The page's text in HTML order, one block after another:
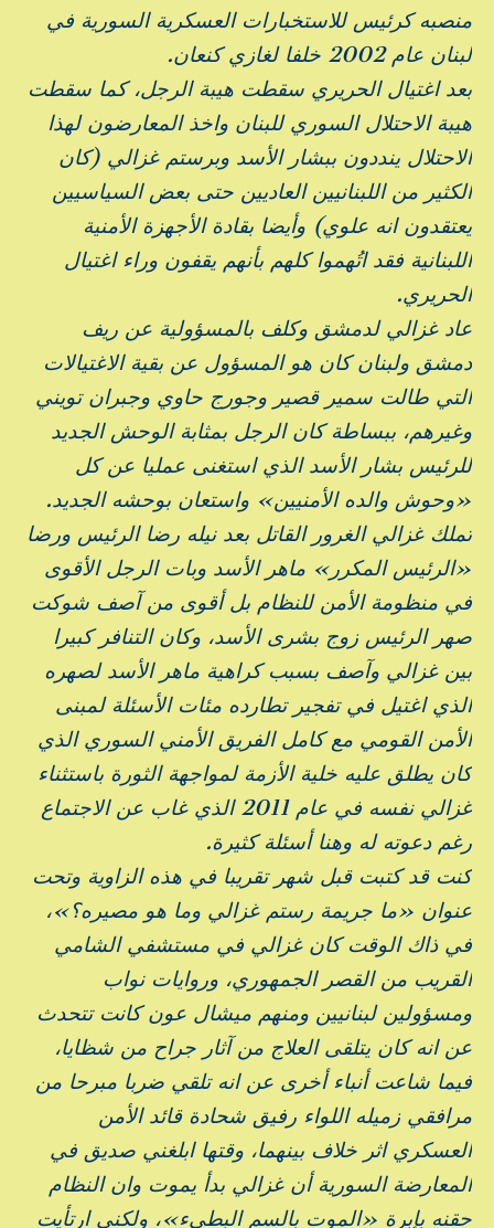
منصبه كرئيس للاستخبارات العسكرية السورية في
لبنان عام 2002 خلفا لغازي كنعان.
بعد اغتيال الحريري سقطت هيبة الرجل، كما سقطت
هيبة الاحتلال السوري للبنان واخذ المعارضون لهذا
الاحتلال ينددون ببشار الأسد وبرستم غزالي (كان
الكثير من اللبنانيين العاديين حتى بعض السياسيين
يعتقدون انه علوي) وأيضا بقادة الأجهزة الأمنية
اللبنانية فقد اتُهموا كلهم بأنهم يقفون وراء اغتيال
الحريري.
عاد غزالي لدمشق وكلف بالمسؤولية عن ريف
دمشق ولبنان كان هو المسؤول عن بقية الاغتيالات
التي طالت سمير قصير وجورج حاوي وجبران تويني
وغيرهم، ببساطة كان الرجل بمثابة الوحش الجديد
للرئيس بشار الأسد الذي استغنى عمليا عن كل
«وحوش والده الأمنيين» واستعان بوحشه الجديد.
تملك غزالي الغرور القاتل بعد نيله رضا الرئيس ورضا
«الرئيس المكرر» ماهر الأسد وبات الرجل الأقوى
في منظومة الأمن للنظام بل أقوى من آصف شوكت
صهر الرئيس زوج بشرى الأسد، وكان التنافر كبيرا
بين غزالي وآصف بسبب كراهية ماهر الأسد لصهره
الذي اغتيل في تفجير تطارده مئات الأسئلة لمبنى
الأمن القومي مع كامل الفريق الأمني السوري الذي
كان يطلق عليه خلية الأزمة لمواجهة الثورة باستثناء
غزالي نفسه في عام 2011 الذي غاب عن الاجتماع
رغم دعوته له وهنا أسئلة كثيرة.
كنت قد كتبت قبل شهر تقريبا في هذه الزاوية وتحت
عنوان «ما جريمة رستم غزالي وما هو مصيره؟»،
في ذاك الوقت كان غزالي في مستشفي الشامي
القريب من القصر الجمهوري، وروايات نواب
ومسؤولين لبنانيين ومنهم ميشال عون كانت تتحدث
عن انه كان يتلقى العلاج من آثار جراح من شظايا،
فيما شاعت أنباء أخرى عن انه تلقي ضربا مبرحا من
مرافقي زميله اللواء رفيق شحادة قائد الأمن
العسكري اثر خلاف بينهما، وقتها ابلغني صديق في
المعارضة السورية أن غزالي بدأ يموت وان النظام
حقنه بإبرة «الموت بالسم البطيء»، ولكني ارتأيت